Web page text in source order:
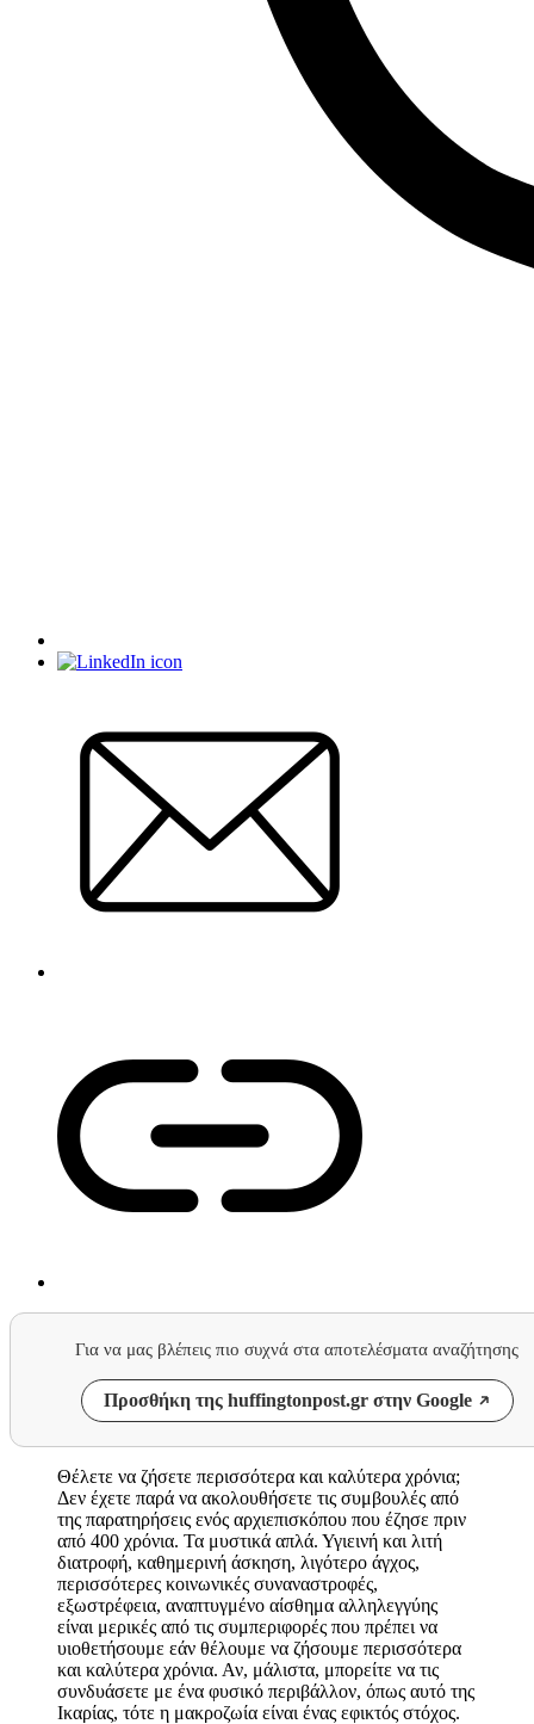
Για να μας βλέπεις πιο συχνά στα αποτελέσματα αναζήτησης
Προσθήκη της huffingtonpost.gr στην Google
Θέλετε να ζήσετε περισσότερα και καλύτερα χρόνια;
Δεν έχετε παρά να ακολουθήσετε τις συμβουλές από
της παρατηρήσεις ενός αρχιεπισκόπου που έζησε πριν
από 400 χρόνια. Τα μυστικά απλά. Υγιεινή και λιτή
διατροφή, καθημερινή άσκηση, λιγότερο άγχος,
περισσότερες κοινωνικές συναναστροφές,
εξωστρέφεια, αναπτυγμένο αίσθημα αλληλεγγύης
είναι μερικές από τις συμπεριφορές που πρέπει να
υιοθετήσουμε εάν θέλουμε να ζήσουμε περισσότερα
και καλύτερα χρόνια. Αν, μάλιστα, μπορείτε να τις
συνδυάσετε με ένα φυσικό περιβάλλον, όπως αυτό της
Ικαρίας, τότε η μακροζωία είναι ένας εφικτός στόχος.